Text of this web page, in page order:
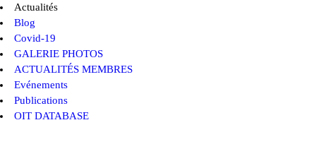
Actualités
Blog
Covid-19
GALERIE PHOTOS
ACTUALITÉS MEMBRES
Evénements
Publications
OIT DATABASE